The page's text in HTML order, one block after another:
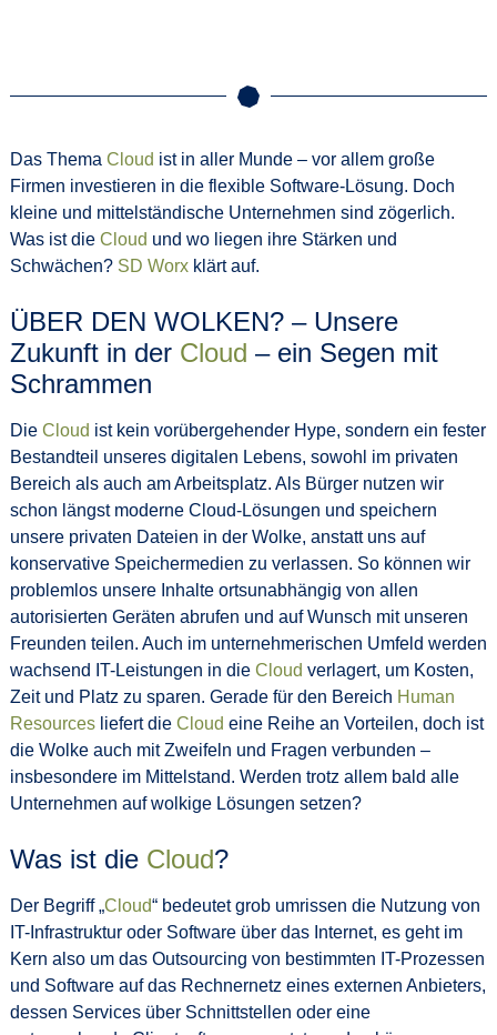
Das Thema Cloud ist in aller Munde – vor allem große
Firmen investieren in die flexible Software-Lösung. Doch
kleine und mittelständische Unternehmen sind zögerlich.
Was ist die Cloud und wo liegen ihre Stärken und
Schwächen? SD Worxklärt auf.
ÜBER DEN WOLKEN? – Unsere
Zukunft in der Cloud – ein Segen mit
Schrammen
Die Cloud ist kein vorübergehender Hype, sondern ein fester
Bestandteil unseres digitalen Lebens, sowohl im privaten
Bereich als auch am Arbeitsplatz. Als Bürger nutzen wir
schon längst moderne Cloud-Lösungen und speichern
unsere privaten Dateien in der Wolke, anstatt uns auf
konservative Speichermedien zu verlassen. So können wir
problemlos unsere Inhalte ortsunabhängig von allen
autorisierten Geräten abrufen und auf Wunsch mit unseren
Freunden teilen. Auch im unternehmerischen Umfeld werden
wachsend IT-Leistungen in die Cloud verlagert, um Kosten,
Zeit und Platz zu sparen. Gerade für den Bereich Human
Resourcesliefert die Cloud eine Reihe an Vorteilen, doch ist
die Wolke auch mit Zweifeln und Fragen verbunden –
insbesondere im Mittelstand. Werden trotz allem bald alle
Unternehmen auf wolkige Lösungen setzen?
Was ist die Cloud?
Der Begriff „Cloud“ bedeutet grob umrissen die Nutzung von
IT-Infrastruktur oder Software über das Internet, es geht im
Kern also um das Outsourcing von bestimmten IT-Prozessen
und Software auf das Rechnernetz eines externen Anbieters,
dessen Services über Schnittstellen oder eine